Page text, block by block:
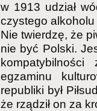
w 1913 udział
czystego alkoholu
Nie twierdzę, że
nie być Polski.
egzaminu
republiki był
że rządził on za